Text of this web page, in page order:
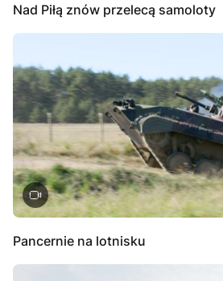
Nad Piłą znów przelecą samoloty
Pancernie na lotnisku